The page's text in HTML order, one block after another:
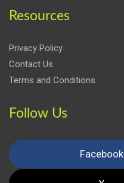
Resources
Privacy Policy
Contact Us
Terms and Conditions
Follow Us
Facebook